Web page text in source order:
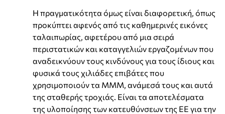
Η πραγματικότητα όμως είναι διαφορετική, όπως
προκύπτει αφενός από τις καθημερινές εικόνες
ταλαιπωρίας, αφετέρου από μια σειρά
περιστατικών και καταγγελιών εργαζομένων που
αναδεικνύουν τους κινδύνους για τους ίδιους και
φυσικά τους χιλιάδες επιβάτες που
χρησιμοποιούν τα ΜΜΜ, ανάμεσά τους και αυτά
της σταθερής τροχιάς. Είναι τα αποτελέσματα
της υλοποίησης των κατευθύνσεων της ΕΕ για την